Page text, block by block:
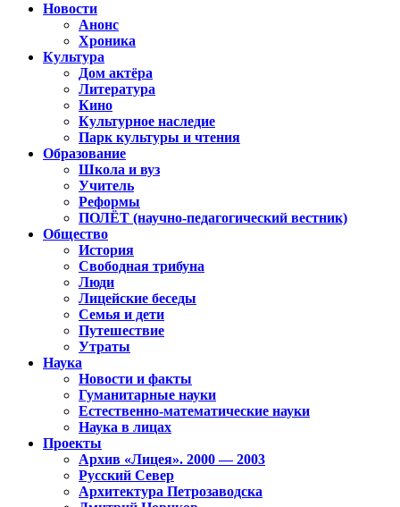
Новости
Анонс
Хроника
Культура
Дом актёра
Литература
Кино
Культурное наследие
Парк культуры и чтения
Образование
Школа и вуз
Учитель
Реформы
ПОЛЁТ (научно-педагогический вестник)
Общество
История
Свободная трибуна
Люди
Лицейские беседы
Семья и дети
Путешествие
Утраты
Наука
Новости и факты
Гуманитарные науки
Естественно-математические науки
Наука в лицах
Проекты
Архив «Лицея». 2000 — 2003
Русский Север
Архитектура Петрозаводска